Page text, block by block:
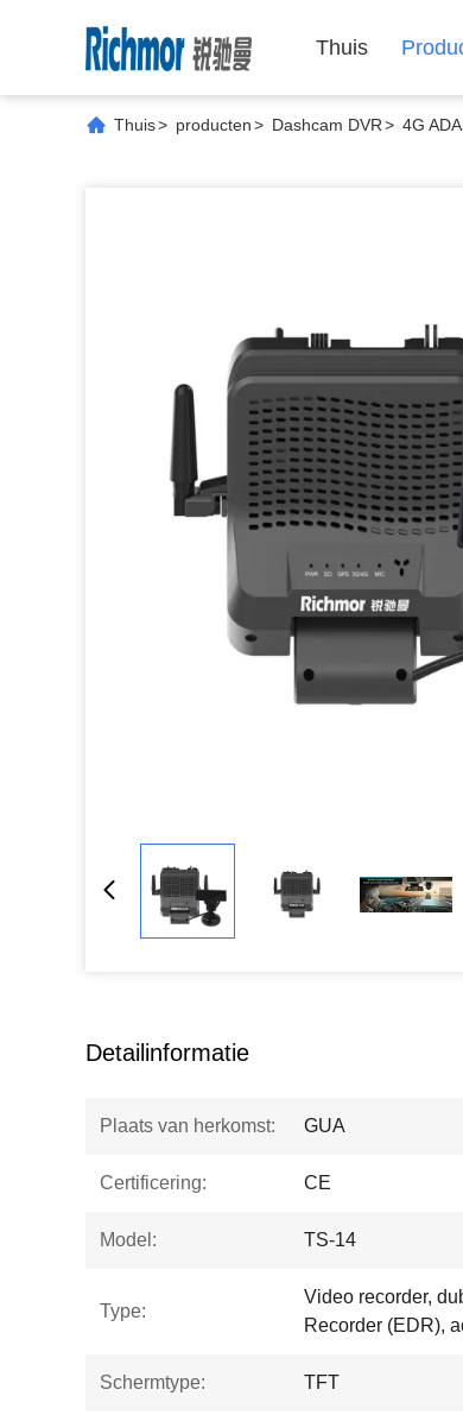
Thuis
Thuis> producten> Dashcam DVR> 4G
Detailinformatie
Plaats van herkomst: GUA
Certificering: CE
Model: TS-14
Type:
Video recorder,
Recorder (EDR),
Schermtype: TFT